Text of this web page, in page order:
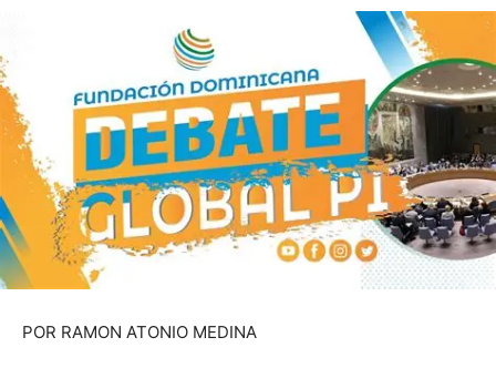
POR RAMON ATONIO MEDINA